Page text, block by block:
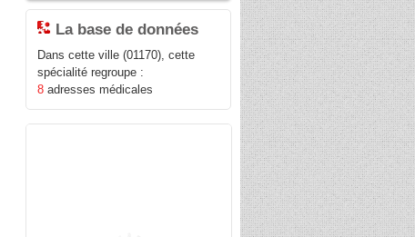
La base de données
Dans cette ville (01170), cette
spécialité regroupe :
8 adresses médicales